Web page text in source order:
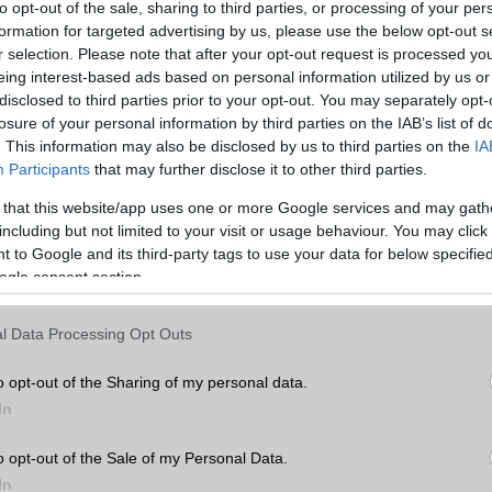
opt-out of the sale, sharing to third parties, or processing of your
for targeted advertising by us, please use the below opt-out
selection. Please note that after your opt-out request is processed
interest-based ads based on personal information utilized by us
to third parties prior to your opt-out. You may separately
of your personal information by third parties on the IAB’s list of
This information may also be disclosed by us to third parties on the
Participants that may further disclose it to other third parties.
that this website/app uses one or more Google services and may
but not limited to your visit or usage behaviour. You may
to Google and its third-party tags to use your data for below
consent section.
Data Processing Opt Outs
opt-out of the Sharing of my personal data.
opt-out of the Sale of my Personal Data.
linkek:
S26